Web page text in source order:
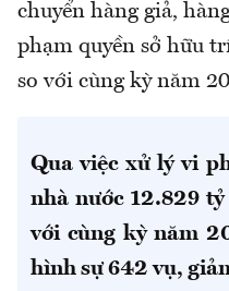
chuyển hàng giả,
phạm quyền sở hữu
so với cùng kỳ năm
Qua việc xử lý vi
nhà nước 12.829
với cùng kỳ năm
hình sự 642 vụ,